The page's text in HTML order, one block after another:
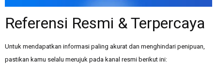
Referensi Resmi & Terpercaya
Untuk mendapatkan informasi paling akurat dan menghindari penipuan,
pastikan kamu selalu merujuk pada kanal resmi berikut ini: